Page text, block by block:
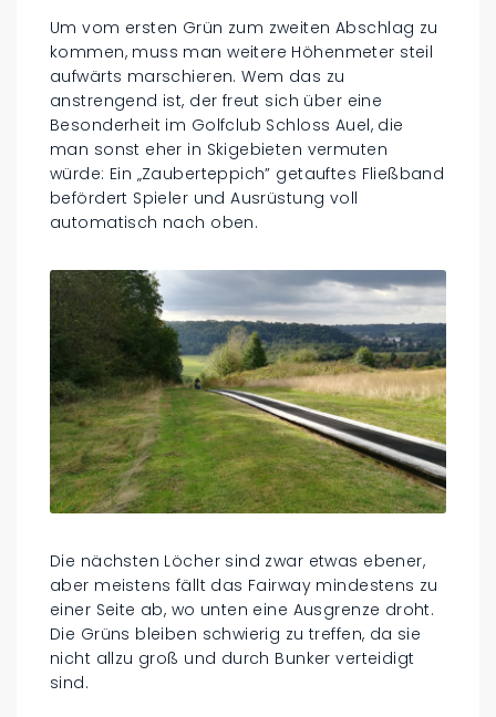
Um vom ersten Grün zum zweiten Abschlag zu
kommen, muss man weitere Höhenmeter steil
aufwärts marschieren. Wem das zu
anstrengend ist, der freut sich über eine
Besonderheit im Golfclub Schloss Auel, die
man sonst eher in Skigebieten vermuten
würde: Ein „Zauberteppich” getauftes Fließband
befördert Spieler und Ausrüstung voll
automatisch nach oben.
Die nächsten Löcher sind zwar etwas ebener,
aber meistens fällt das Fairway mindestens zu
einer Seite ab, wo unten eine Ausgrenze droht.
Die Grüns bleiben schwierig zu treffen, da sie
nicht allzu groß und durch Bunker verteidigt
sind.